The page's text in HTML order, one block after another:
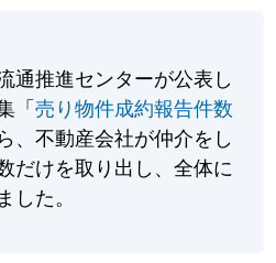
通推進センターが公表し
「売り物件成約報告件数
、不動産会社が仲介をし
だけを取り出し、全体に
た。